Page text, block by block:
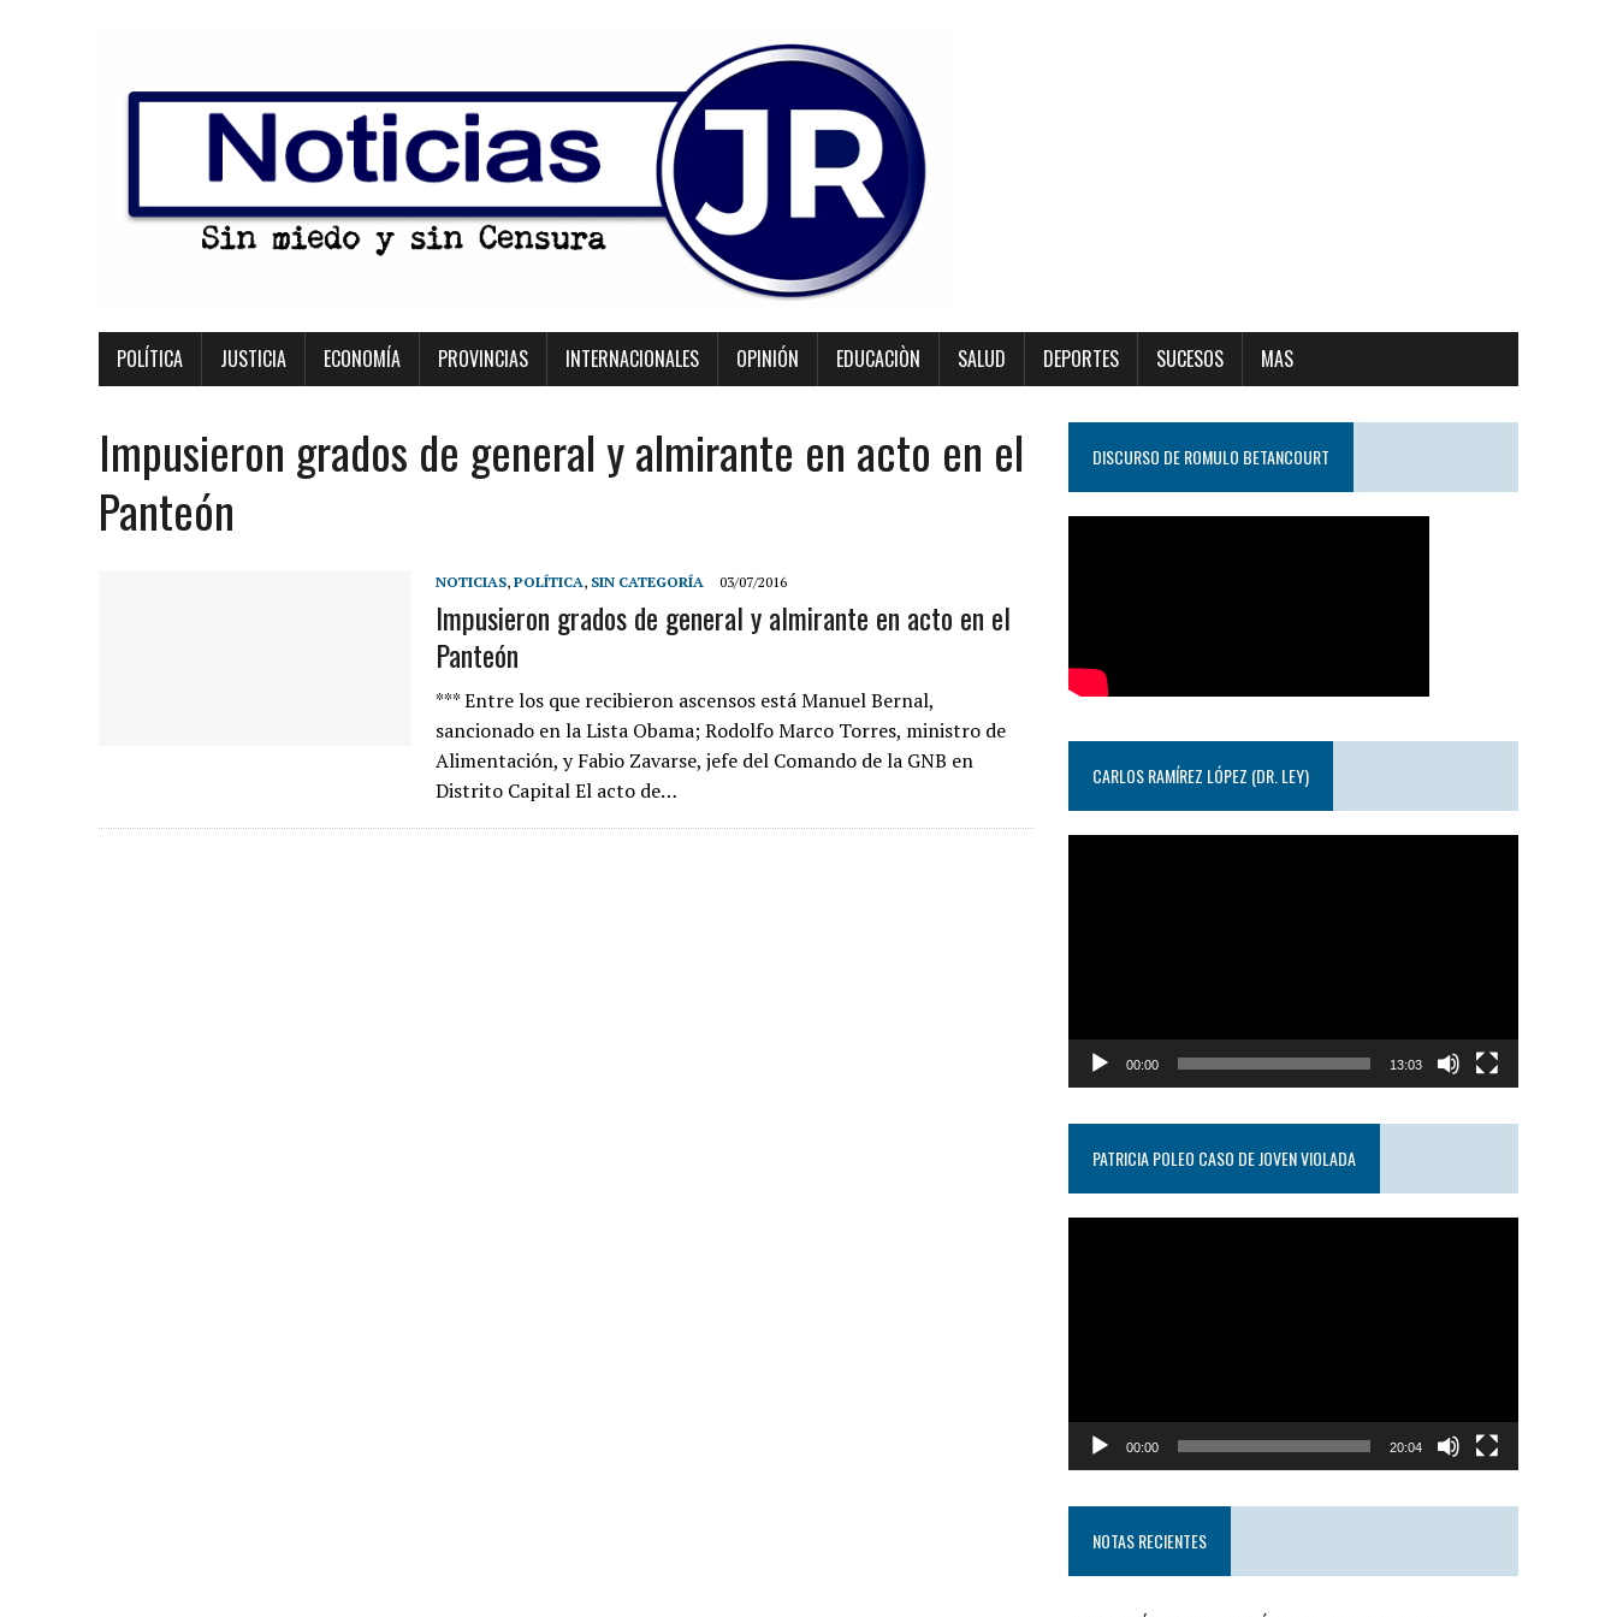
POLÍTICA JUSTICIA ECONOMÍA PROVINCIAS INTERNACIONALES OPINIÓN EDUCACIÒN SALUD DEPORTES SUCESOS MAS
Impusieron grados de general y almirante en acto en el
Panteón
NOTICIAS, POLÍTICA, SIN CATEGORÍA 03/07/2016
Impusieron grados de general y almirante en acto en el
Panteón
*** Entre los que recibieron ascensos está Manuel Bernal,
sancionado en la Lista Obama; Rodolfo Marco Torres, ministro de
Alimentación, y Fabio Zavarse, jefe del Comando de la GNB en
Distrito Capital El acto de…
DISCURSO DE ROMULO BETANCOURT
CARLOS RAMÍREZ LÓPEZ (DR. LEY)
00:00 13:03
PATRICIA POLEO CASO DE JOVEN VIOLADA
00:00 20:04
NOTAS RECIENTES